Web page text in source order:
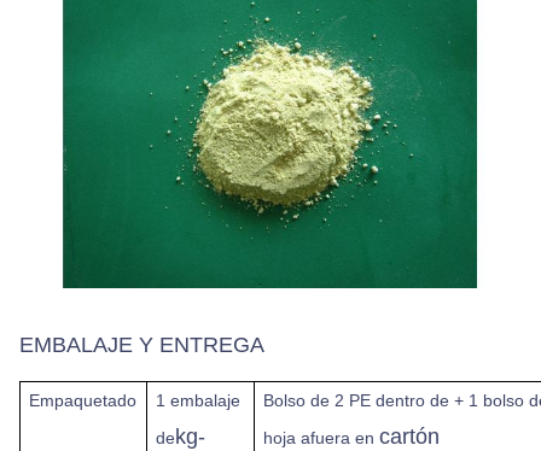
EMBALAJE Y ENTREGA
Empaquetado
1 embalaje
dekg-
Bolso de 2 PE dentro de + 1 bolso
hoja afuera encartón